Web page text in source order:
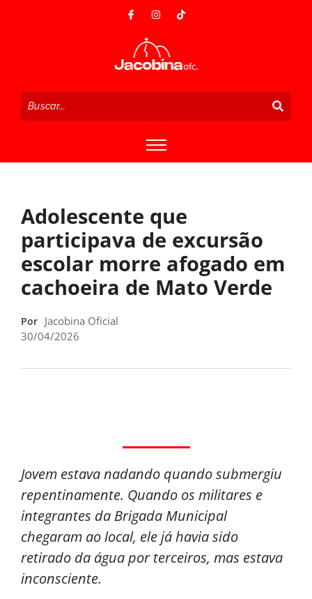
Adolescente que
participava de excursão
escolar morre afogado em
cachoeira de Mato Verde
Por Jacobina Oficial
30/04/2026
Jovem estava nadando quando submergiu
repentinamente. Quando os militares e
integrantes da Brigada Municipal
chegaram ao local, ele já havia sido
retirado da água por terceiros, mas estava
inconsciente.